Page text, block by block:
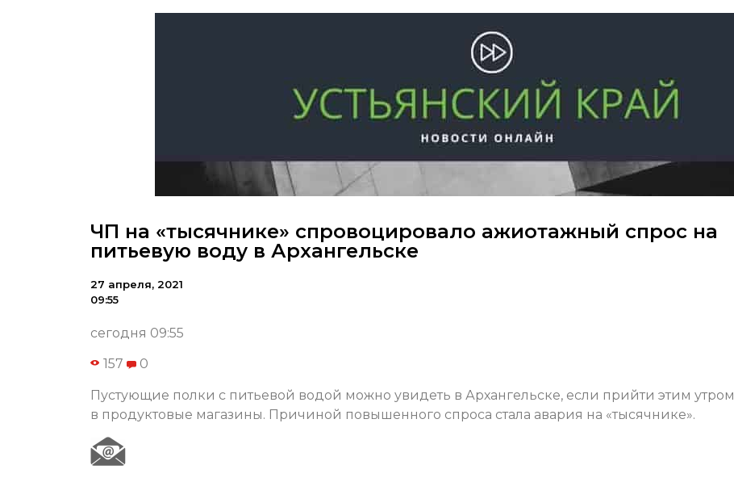
ЧП на «тысячнике» спровоцировало ажиотажный спрос на
питьевую воду в Архангельске
27 апреля, 2021
09:55
сегодня 09:55
157 0
Пустующие полки с питьевой водой можно увидеть в Архангельске, если прийти этим утром
в продуктовые магазины. Причиной повышенного спроса стала авария на «тысячнике».